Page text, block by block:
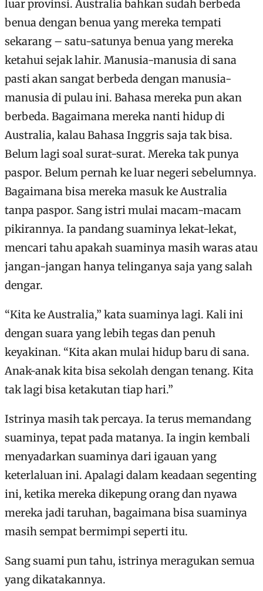
luar provinsi. Australia bahkan sudah berbeda
benua dengan benua yang mereka tempati
sekarang – satu-satunya benua yang mereka
ketahui sejak lahir. Manusia-manusia di sana
pasti akan sangat berbeda dengan manusia-
manusia di pulau ini. Bahasa mereka pun akan
berbeda. Bagaimana mereka nanti hidup di
Australia, kalau Bahasa Inggris saja tak bisa.
Belum lagi soal surat-surat. Mereka tak punya
paspor. Belum pernah ke luar negeri sebelumnya.
Bagaimana bisa mereka masuk ke Australia
tanpa paspor. Sang istri mulai macam-macam
pikirannya. Ia pandang suaminya lekat-lekat,
mencari tahu apakah suaminya masih waras atau
jangan-jangan hanya telinganya saja yang salah
dengar.
“Kita ke Australia,” kata suaminya lagi. Kali ini
dengan suara yang lebih tegas dan penuh
keyakinan. “Kita akan mulai hidup baru di sana.
Anak-anak kita bisa sekolah dengan tenang. Kita
tak lagi bisa ketakutan tiap hari.”
Istrinya masih tak percaya. Ia terus memandang
suaminya, tepat pada matanya. Ia ingin kembali
menyadarkan suaminya dari igauan yang
keterlaluan ini. Apalagi dalam keadaan segenting
ini, ketika mereka dikepung orang dan nyawa
mereka jadi taruhan, bagaimana bisa suaminya
masih sempat bermimpi seperti itu.
Sang suami pun tahu, istrinya meragukan semua
yang dikatakannya.